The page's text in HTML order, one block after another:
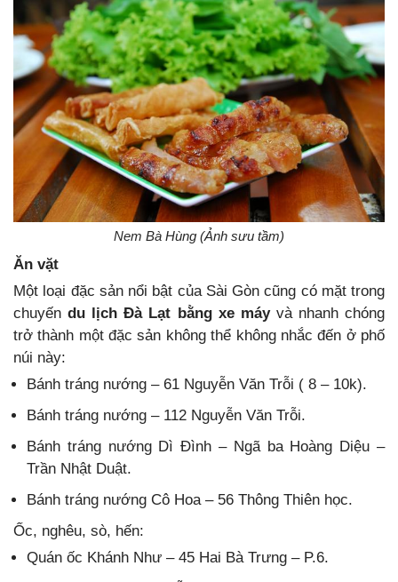
Nem Bà Hùng (Ảnh sưu tầm)
Ăn vặt
Một loại đặc sản nổi bật của Sài Gòn cũng có mặt trong
chuyếndu lịch Đà Lạt bằng xe máyvà nhanh chóng
trở thành một đặc sản không thể không nhắc đến ở phố
núi này:
Bánh tráng nướng – 61 Nguyễn Văn Trỗi ( 8 – 10k).
Bánh tráng nướng – 112 Nguyễn Văn Trỗi.
Bánh tráng nướng Dì Đình – Ngã ba Hoàng Diệu –
Trần Nhật Duật.
Bánh tráng nướng Cô Hoa – 56 Thông Thiên học.
Ốc, nghêu, sò, hến:
Quán ốc Khánh Như – 45 Hai Bà Trưng – P.6.